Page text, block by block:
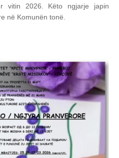
vitin 2026. Këto ngjarje japin
në Komunën tonë.